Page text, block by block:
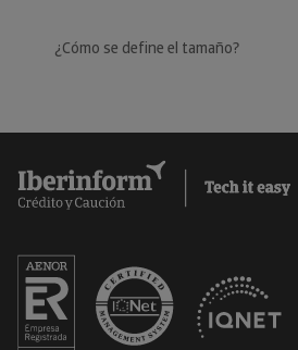
¿Cómo se define el tamaño?